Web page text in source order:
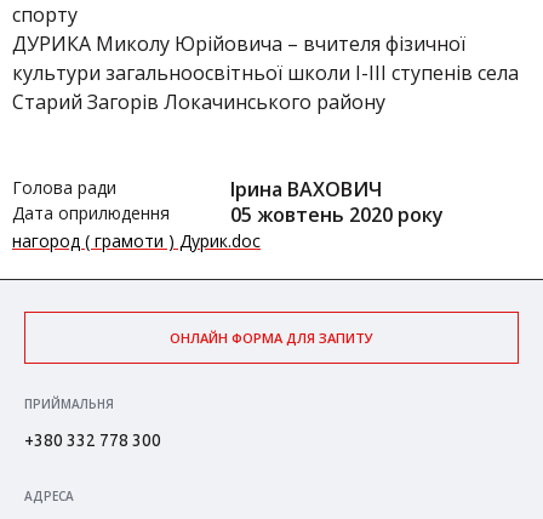
спорту
ДУРИКА Миколу Юрійовича – вчителя фізичної
культури загальноосвітньої школи І-ІІІ ступенів села
Старий Загорів Локачинського району
нагород ( грамоти ) Дурик.doc
Голова ради Ірина ВАХОВИЧ
Дата оприлюдення 05 жовтень 2020 року
ОНЛАЙН ФОРМА ДЛЯ ЗАПИТУ
ПРИЙМАЛЬНЯ
+380 332 778 300
АДРЕСА